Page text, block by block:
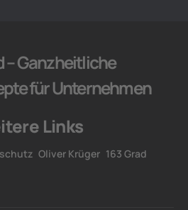
– Ganzheitliche
für Unternehmen
Links
Oliver Krüger 163 Grad